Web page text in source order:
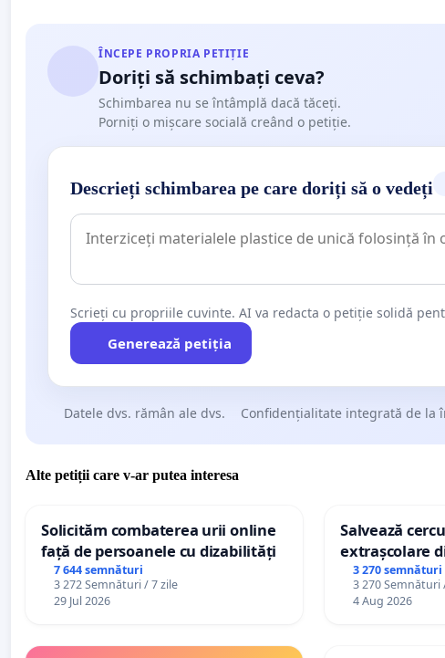
ÎNCEPE PROPRIA PETIȚIE
Doriți să schimbați ceva?
Schimbarea nu se întâmplă dacă tăceți.
Porniți o mișcare socială creând o petiție.
Descrieți schimbarea pe care doriți să o vedeți
Scrieți cu propriile cuvinte. AI va redacta o petiție solidă
Generează petiția
Datele dvs. rămân ale dvs. Confidențialitate integrată de la
Alte petiții care v-ar putea interesa
Solicităm combaterea urii online
față de persoanele cu dizabilități
7 644 semnături
3 272 Semnături / 7 zile
29 Jul 2026
Salvează
extrașcolare
palatele copiilor
3 270 semnături
3 270 Semnături
4 Aug 2026